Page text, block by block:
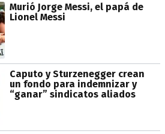
Murió Jorge Messi, el papá de
Lionel Messi
Caputo y Sturzenegger crean
un fondo para indemnizar y
“ganar” sindicatos aliados